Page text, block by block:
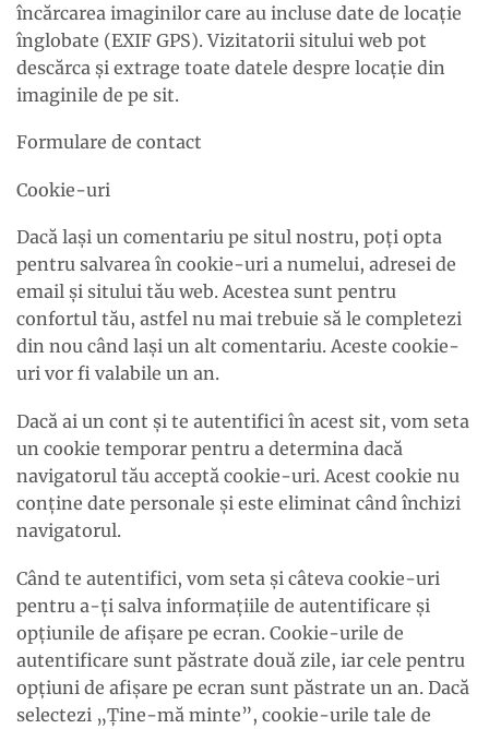
încărcarea imaginilor care au incluse date de locație
înglobate (EXIF GPS). Vizitatorii sitului web pot
descărca și extrage toate datele despre locație din
imaginile de pe sit.
Formulare de contact
Cookie-uri
Dacă lași un comentariu pe situl nostru, poți opta
pentru salvarea în cookie-uri a numelui, adresei de
email și sitului tău web. Acestea sunt pentru
confortul tău, astfel nu mai trebuie să le completezi
din nou când lași un alt comentariu. Aceste cookie-
uri vor fi valabile un an.
Dacă ai un cont și te autentifici în acest sit, vom seta
un cookie temporar pentru a determina dacă
navigatorul tău acceptă cookie-uri. Acest cookie nu
conține date personale și este eliminat când închizi
navigatorul.
Când te autentifici, vom seta și câteva cookie-uri
pentru a-ți salva informațiile de autentificare și
opțiunile de afișare pe ecran. Cookie-urile de
autentificare sunt păstrate două zile, iar cele pentru
opțiuni de afișare pe ecran sunt păstrate un an. Dacă
selectezi „Ține-mă minte”, cookie-urile tale de